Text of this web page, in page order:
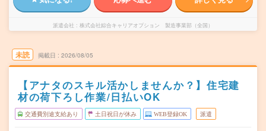
派遣会社 株式会社綜合キャリアオプション 製造事業部（全国）
未読 掲載日 2026/08/05
【アナタのスキル活かしませんか？】住宅建
材の荷下ろし作業/日払いOK
交通費別途支給あり 土日祝日が休み WEB登録OK 派遣